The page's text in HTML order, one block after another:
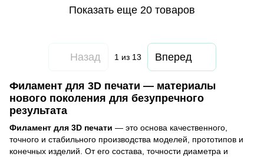
Филамент для 3D печати — материалы
нового поколения для безупречного
результата
Филамент для 3D печати — это основа качественного,
точного и стабильного производства моделей, прототипов и
конечных изделий. От его состава, точности диаметра и
Показать еще 20 товаров
Назад 1 из 13 Вперед